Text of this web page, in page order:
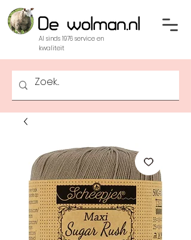
Al sinds 1976 service en
kwaliteit